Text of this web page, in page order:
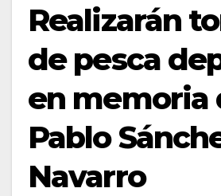
Realizarán
de pesca
en memoria
Pablo
Navarro